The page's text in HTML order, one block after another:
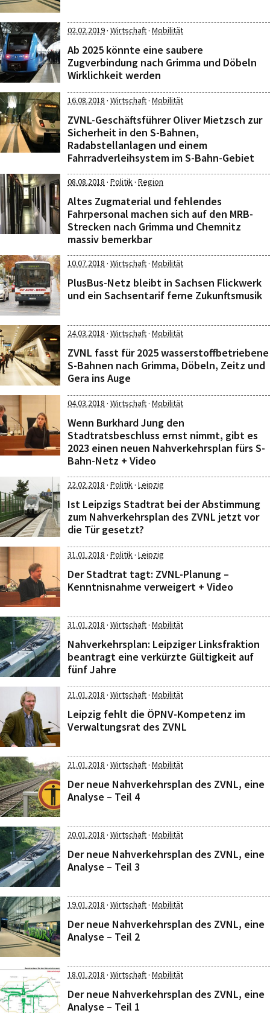
02.02.2019· Wirtschaft· Mobilität
Ab 2025 könnte eine saubere
Zugverbindung nach Grimma und Döbeln
Wirklichkeit werden
16.08.2018 · Wirtschaft· Mobilität
ZVNL-Geschäftsführer Oliver Mietzsch zur
Sicherheit in den S-Bahnen,
Radabstellanlagen und einem
Fahrradverleihsystem im S-Bahn-Gebiet
08.08.2018 · Politik· Region
Altes Zugmaterial und fehlendes
Fahrpersonal machen sich auf den MRB-
Strecken nach Grimma und Chemnitz
massiv bemerkbar
10.07.2018 · Wirtschaft· Mobilität
PlusBus-Netz bleibt in Sachsen Flickwerk
und ein Sachsentarif ferne Zukunftsmusik
24.03.2018 · Wirtschaft· Mobilität
ZVNL fasst für 2025 wasserstoffbetriebene
S-Bahnen nach Grimma, Döbeln, Zeitz und
Gera ins Auge
04.03.2018 · Wirtschaft· Mobilität
Wenn Burkhard Jung den
Stadtratsbeschluss ernst nimmt, gibt es
2023 einen neuen Nahverkehrsplan fürs S-
Bahn-Netz + Video
22.02.2018 · Politik· Leipzig
Ist Leipzigs Stadtrat bei der Abstimmung
zum Nahverkehrsplan des ZVNL jetzt vor
die Tür gesetzt?
31.01.2018 · Politik· Leipzig
Der Stadtrat tagt: ZVNL-Planung –
Kenntnisnahme verweigert + Video
31.01.2018 · Wirtschaft· Mobilität
Nahverkehrsplan: Leipziger Linksfraktion
beantragt eine verkürzte Gültigkeit auf
fünf Jahre
21.01.2018 · Wirtschaft· Mobilität
Leipzig fehlt die ÖPNV-Kompetenz im
Verwaltungsrat des ZVNL
21.01.2018 · Wirtschaft· Mobilität
Der neue Nahverkehrsplan des ZVNL, eine
Analyse – Teil 4
20.01.2018 · Wirtschaft· Mobilität
Der neue Nahverkehrsplan des ZVNL, eine
Analyse – Teil 3
19.01.2018 · Wirtschaft· Mobilität
Der neue Nahverkehrsplan des ZVNL, eine
Analyse – Teil 2
18.01.2018 · Wirtschaft· Mobilität
Der neue Nahverkehrsplan des ZVNL, eine
Analyse – Teil 1